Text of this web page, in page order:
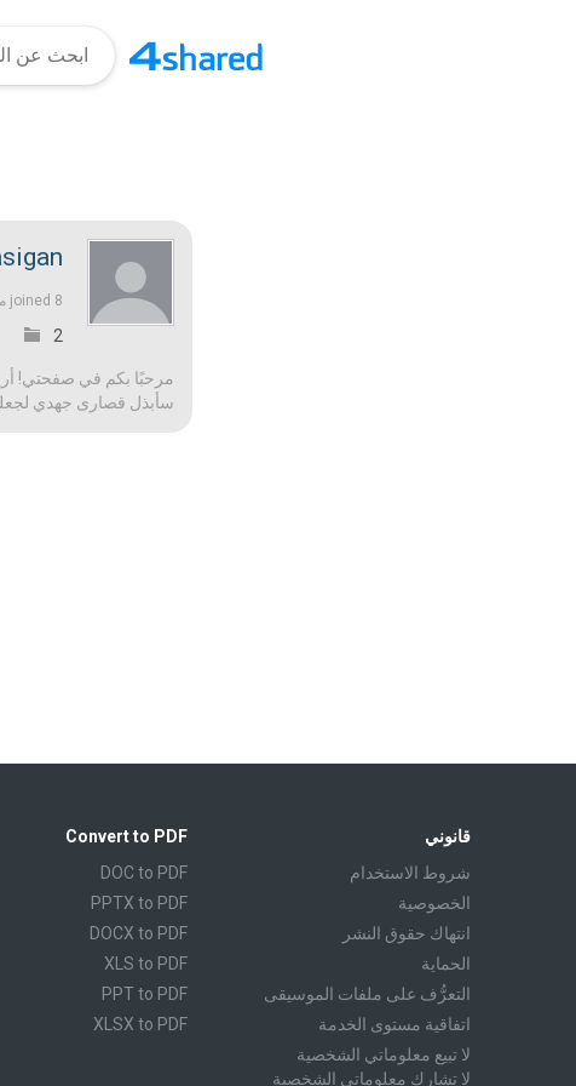
joined 8 منذ أعوام |
2
مرحبًا بكم في صفحتي!
سأبذل قصارى جهدي
Convert to PDF
DOC to PDF
PPTX to PDF
DOCX to PDF
XLS to PDF
PPT to PDF
XLSX to PDF
قانوني
شروط الاستخدام
الخصوصية
انتهاك حقوق النشر
الحماية
التعرُّف على ملفات الموسيقى
اتفاقية مستوى الخدمة
لا تبيع معلوماتي الشخصية
لا تشارك معلوماتي الشخصية